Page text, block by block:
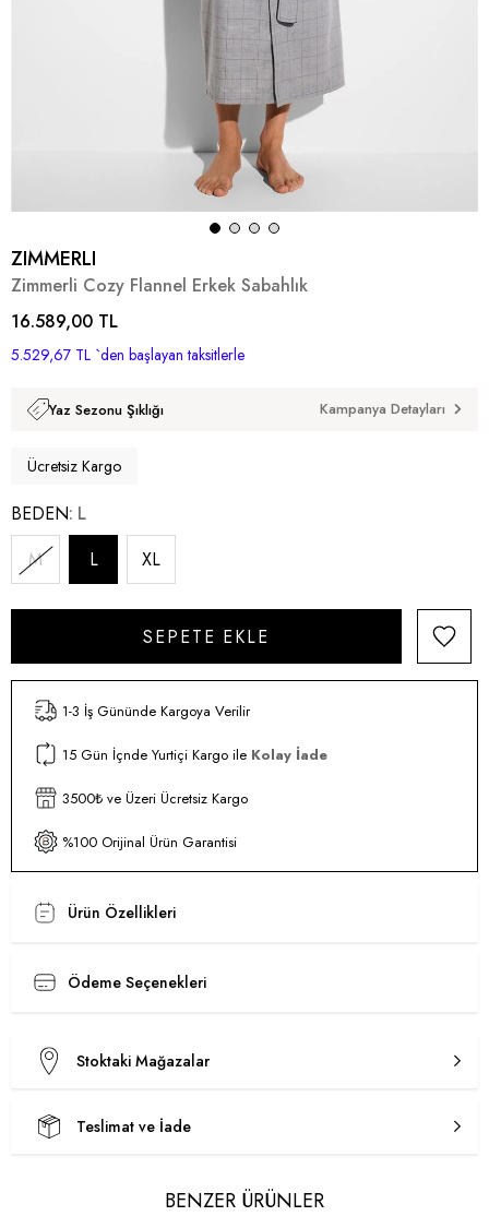
ZIMMERLI
Zimmerli Cozy Flannel Erkek Sabahlık
16.589,00 TL
5.529,67 TL `den başlayan taksitlerle
Yaz Sezonu Şıklığı Kampanya Detayları
Ücretsiz Kargo
BEDEN L
M
L XL
1-3 İş Gününde Kargoya Verilir
15 Gün İçnde Yurtiçi Kargo ile Kolay İade
3500₺ ve Üzeri Ücretsiz Kargo
%100 Orijinal Ürün Garantisi
Ürün Özellikleri
Ödeme Seçenekleri
Stoktaki Mağazalar
Teslimat ve İade
BENZER ÜRÜNLER